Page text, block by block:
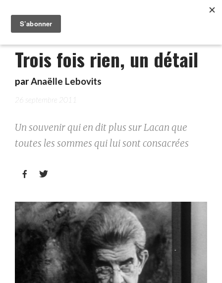
Trois fois rien, un détail
parAnaëlle Lebovits
26 septembre 2011
Un souvenir qui en dit plus sur Lacan que
toutes les sommes qui lui sont consacrées
 